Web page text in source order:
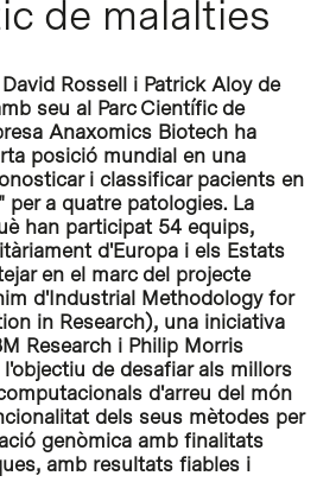
de malalties
Rossell i Patrick Aloy de
seu al Parc Científic de
Anaxomics Biotech ha
posició mundial en una
i classificar pacients en
per a quatre patologies. La
han participat 54 equips,
d'Europa i els Estats
en el marc del projecte
d'Industrial Methodology for
in Research), una iniciativa
Research i Philip Morris
de desafiar als millors
d'arreu del món
dels seus mètodes per
genòmica amb finalitats
amb resultats fiables i